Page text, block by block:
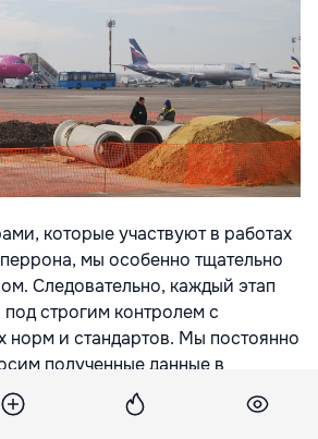
которые участвуют в работах
мы особенно тщательно
Следовательно, каждый этап
строгим контролем с
норм и стандартов. Мы постоянно
полученные данные в
Что касается планов на 2016 год,
дополнительное